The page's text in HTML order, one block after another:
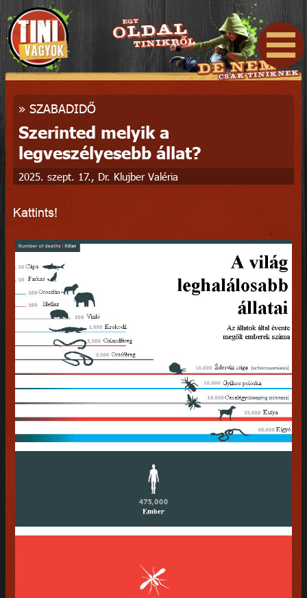
» SZABADIDŐ
Szerinted melyik a
legveszélyesebb állat?
2025. szept. 17., Dr. Klujber Valéria
Kattints!